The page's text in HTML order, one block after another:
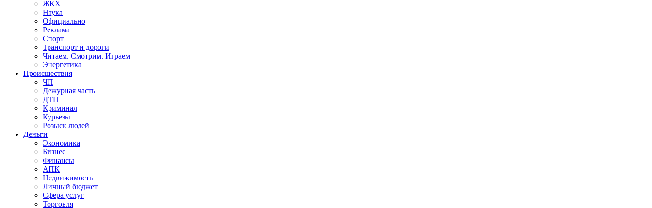
ЖКХ
Наука
Официально
Реклама
Спорт
Транспорт и дороги
Читаем. Смотрим. Играем
Энергетика
Происшествия
ЧП
Дежурная часть
ДТП
Криминал
Курьезы
Розыск людей
Деньги
Экономика
Бизнес
Финансы
АПК
Недвижимость
Личный бюджет
Сфера услуг
Торговля